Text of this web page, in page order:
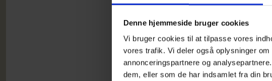
Denne hjemmeside bruger cookies
Vi bruger cookies til at tilpasse vores
vores trafik. Vi deler også oplysninger
annonceringspartnere og
dem, eller som de har indsamlet fra din